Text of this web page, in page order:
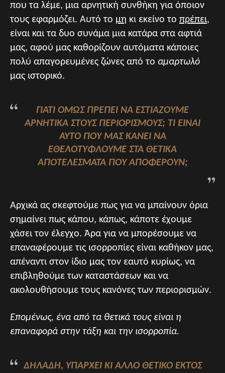
που τα λέμε, μια αρνητική συνθήκη για όποιον
τους εφαρμόζει. Αυτό το μη κι εκείνο το πρέπει,
είναι και τα δυο συνάμα μια κατάρα στα αφτιά
μας, αφού μας καθορίζουν αυτόματα κάποιες
πολύ απαγορευμένες ζώνες από το αμαρτωλό
μας ιστορικό.
ΓΙΑΤΊ ΌΜΩΣ ΠΡΈΠΕΙ ΝΑ ΕΣΤΙΆΖΟΥΜΕ
ΑΡΝΗΤΙΚΆ ΣΤΟΥΣ ΠΕΡΙΟΡΙΣΜΟΎΣ; ΤΙ ΕΊΝΑΙ
ΑΥΤΌ ΠΟΥ ΜΑΣ ΚΆΝΕΙ ΝΑ
ΕΘΕΛΟΤΥΦΛΟΎΜΕ ΣΤΑ ΘΕΤΙΚΆ
ΑΠΟΤΕΛΈΣΜΑΤΑ ΠΟΥ ΑΠΟΦΈΡΟΥΝ;
Αρχικά ας σκεφτούμε πως για να μπαίνουν όρια
σημαίνει πως κάπου, κάπως, κάποτε έχουμε
χάσει τον έλεγχο. Άρα για να μπορέσουμε να
επαναφέρουμε τις ισορροπίες είναι καθήκον μας,
απέναντι στον ίδιο μας τον εαυτό κυρίως, να
επιβληθούμε των καταστάσεων και να
ακολουθήσουμε τους κανόνες των περιορισμών.
Επομένως, ένα από τα θετικά τους είναι η
επαναφορά στην τάξη και την ισορροπία.
ΔΗΛΑΔΉ, ΥΠΆΡΧΕΙ ΚΙ ΆΛΛΟ ΘΕΤΙΚΌ ΕΚΤΌΣ